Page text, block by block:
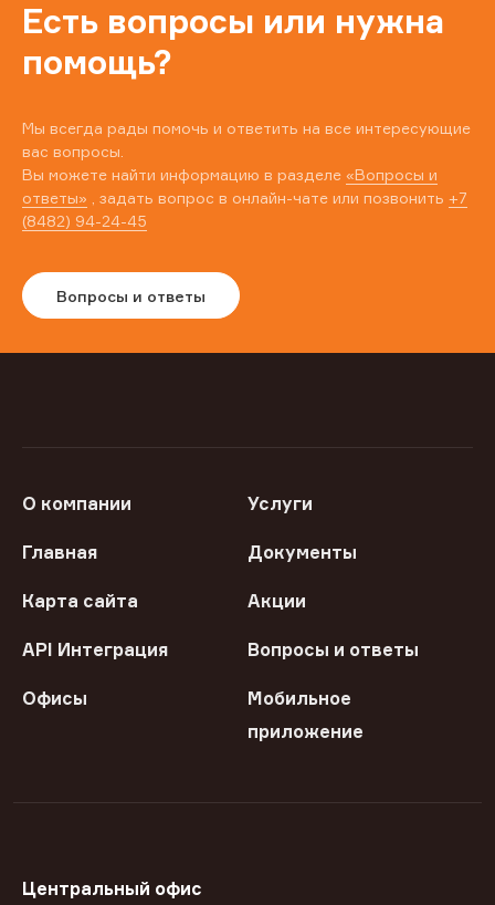
Есть вопросы или нужна
помощь?
Мы всегда рады помочь и ответить на все интересующие
вас вопросы.
Вы можете найти информацию в разделе «Вопросы и
ответы» , задать вопрос в онлайн-чате или позвонить +7
(8482) 94-24-45
Вопросы и ответы
О компании Услуги
Главная Документы
Карта сайта Акции
API Интеграция Вопросы и ответы
Офисы
Мобильное
приложение
Центральный офис